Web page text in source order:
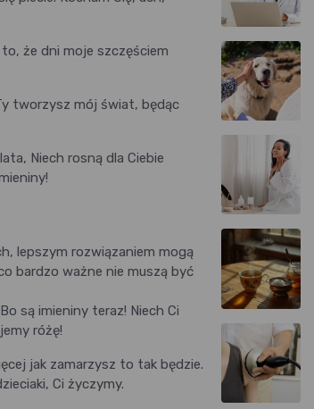
że dni moje szczęściem
tworzysz mój świat, będąc
Niech rosną dla Ciebie
lepszym rozwiązaniem mogą
bardzo ważne nie muszą być
są imieniny teraz! Niech Ci
różę!
jak zamarzysz to tak będzie.
Ci życzymy.